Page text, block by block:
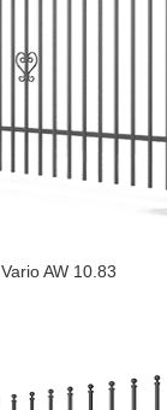
Vario AW 10.83